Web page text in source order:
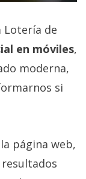
Lotería de
en móviles,
moderna,
si
página web,